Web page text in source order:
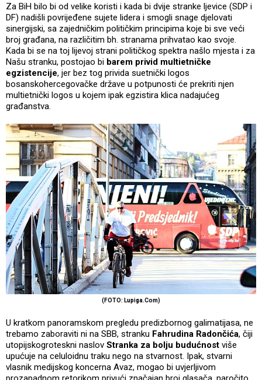
Za BiH bilo bi od velike koristi i kada bi dvije stranke ljevice (SDP i
DF) nadišli povrijeđene sujete lidera i smogli snage djelovati
sinergijski, sa zajedničkim političkim principima koje bi sve veći
broj građana, na različitim bh. stranama prihvatao kao svoje.
Kada bi se na toj lijevoj strani političkog spektra našlo mjesta i za
Našu stranku, postojao bi barem privid multietničke
egzistencije, jer bez tog privida suetnički logos
bosanskohercegovačke države u potpunosti će prekriti njen
multietnički logos u kojem ipak egzistira klica nadajućeg
građanstva.
(FOTO: Lupiga.Com)
U kratkom panoramskom pregledu predizbornog galimatijasa, ne
trebamo zaboraviti ni na SBB, stranku Fahrudina Radončića, čiji
utopijskogroteskni naslov Stranka za bolju budućnost više
upućuje na celuloidnu traku nego na stvarnost. Ipak, stvarni
vlasnik medijskog koncerna Avaz, mogao bi uvjerljivom